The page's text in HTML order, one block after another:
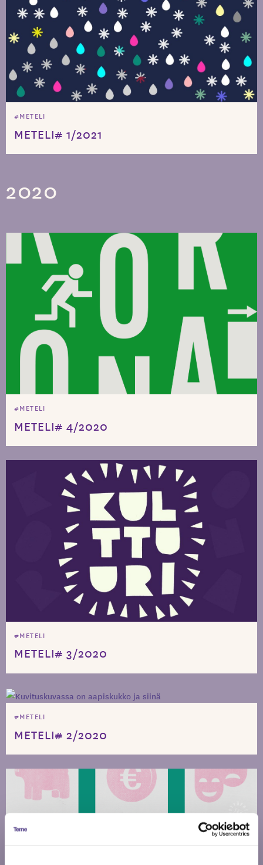
#METELI
METELI# 1/2021
2020
#METELI
METELI# 4/2020
#METELI
METELI# 3/2020
#METELI
METELI# 2/2020